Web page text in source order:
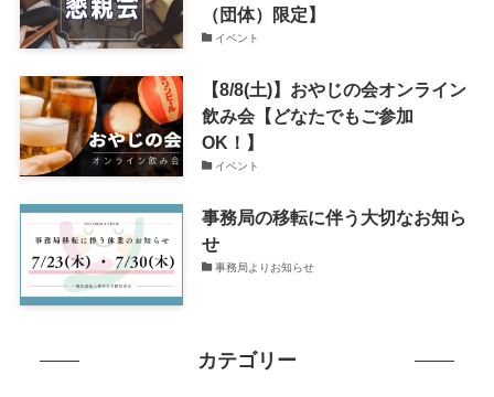
（団体）限定】
イベント
【8/8(土)】おやじの会オンライン
飲み会【どなたでもご参加
OK！】
イベント
事務局の移転に伴う大切なお知ら
せ
事務局よりお知らせ
カテゴリー